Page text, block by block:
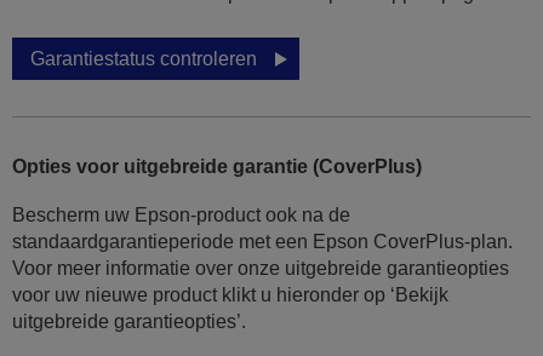
Garantiestatus controleren
Opties voor uitgebreide garantie (CoverPlus)
Bescherm uw Epson-product ook na de
standaardgarantieperiode met een Epson CoverPlus-plan.
Voor meer informatie over onze uitgebreide garantieopties
voor uw nieuwe product klikt u hieronder op ‘Bekijk
uitgebreide garantieopties’.